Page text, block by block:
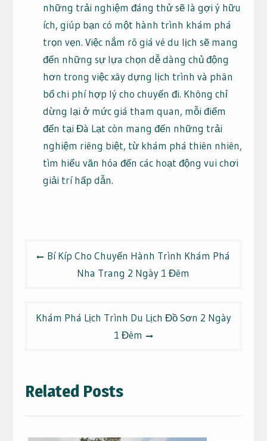
những trải nghiệm đáng thử sẽ là gợi ý hữu
ích, giúp bạn có một hành trình khám phá
trọn vẹn. Việc nắm rõ giá vé du lịch sẽ mang
đến những sự lựa chọn dễ dàng chủ động
hơn trong việc xây dựng lịch trình và phân
bổ chi phí hợp lý cho chuyến đi. Không chỉ
dừng lại ở mức giá tham quan, mỗi điểm
đến tại Đà Lạt còn mang đến những trải
nghiệm riêng biệt, từ khám phá thiên nhiên,
tìm hiểu văn hóa đến các hoạt động vui chơi
giải trí hấp dẫn.
Bí Kíp Cho Chuyến Hành Trình Khám Phá
Nha Trang 2 Ngày 1 Đêm
Khám Phá Lịch Trình Du Lịch Đồ Sơn 2 Ngày
1 Đêm
Related Posts